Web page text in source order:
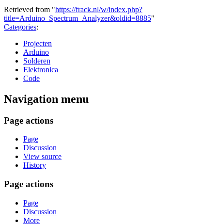
Retrieved from "https://frack.nl/w/index.php?
title=Arduino_Spectrum_Analyzer&oldid=8885"
Categories:
Projecten
Arduino
Solderen
Elektronica
Code
Navigation menu
Page actions
Page
Discussion
View source
History
Page actions
Page
Discussion
More